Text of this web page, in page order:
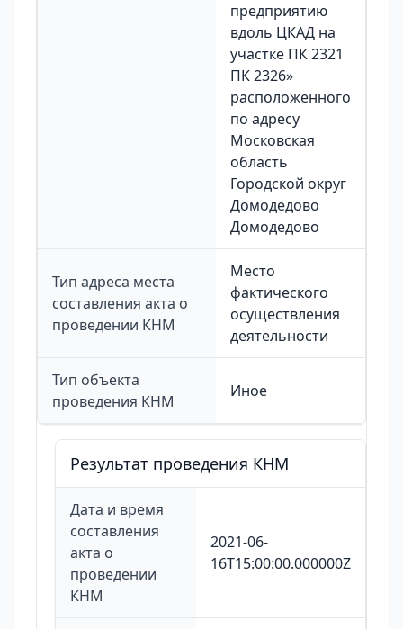
предприятию
вдоль ЦКАД на
участке ПК 2321
ПК 2326»
расположенного
по адресу
Московская
область
Городской округ
Домодедово
Домодедово
Тип адреса места
составления акта о
проведении КНМ
Место
фактического
осуществления
деятельности
Тип объекта
проведения КНМ
Иное
Результат проведения КНМ
Дата и время
составления
акта о
проведении
КНМ
2021-06-
16T15:00:00.000000Z